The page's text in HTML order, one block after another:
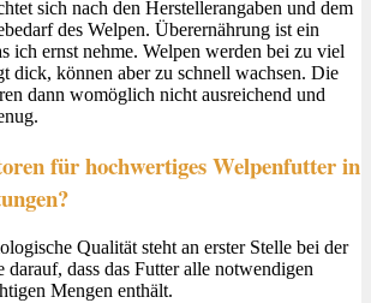
sich nach den Herstellerangaben und dem
des Welpen. Überernährung ist ein
ich ernst nehme. Welpen werden bei zu viel
dick, können aber zu schnell wachsen. Die
dann womöglich nicht ausreichend und
für hochwertiges Welpenfutter in
Qualität steht an erster Stelle bei der
dass das Futter alle notwendigen
Mengen enthält.